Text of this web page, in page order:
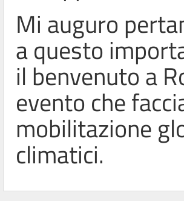
Mi auguro
a questo
il benvenuto a
evento che
mobilitazione
climatici.